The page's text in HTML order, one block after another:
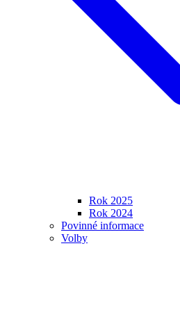
Rok 2025
Rok 2024
Povinné informace
Volby